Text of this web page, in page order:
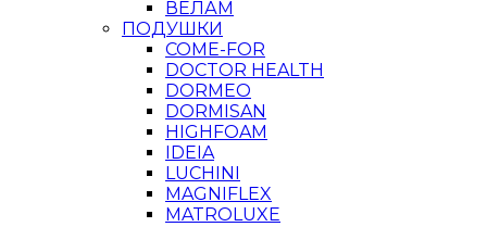
ВЕЛАМ
ПОДУШКИ
COME-FOR
DOCTOR HEALTH
DORMEO
DORMISAN
HIGHFOAM
IDEIA
LUCHINI
MAGNIFLEX
MATROLUXE